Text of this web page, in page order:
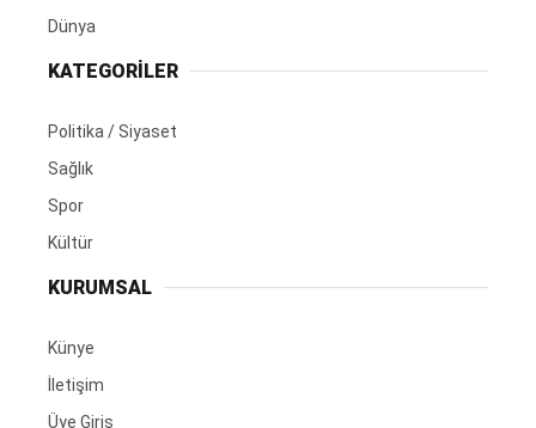
Dünya
KATEGORİLER
Politika / Siyaset
Sağlık
Spor
Kültür
KURUMSAL
Künye
İletişim
Üye Giriş